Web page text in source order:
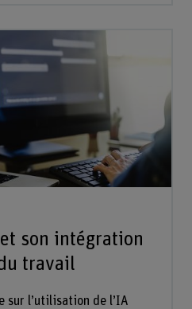
et son intégration
travail
sur l’utilisation de l’IA